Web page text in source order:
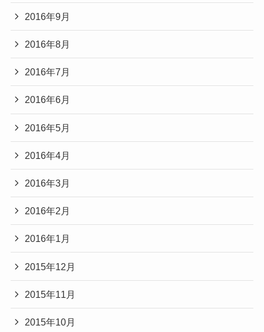
2016年9月
2016年8月
2016年7月
2016年6月
2016年5月
2016年4月
2016年3月
2016年2月
2016年1月
2015年12月
2015年11月
2015年10月